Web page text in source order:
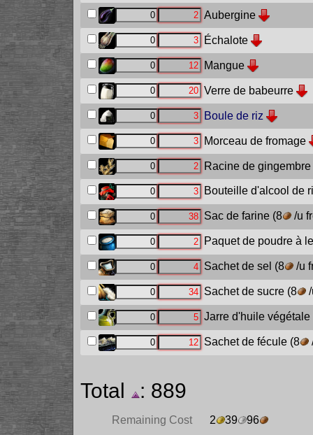
Aubergine
Échalote
Mangue
Verre de babeurre
Boule de riz
Morceau de fromage
Racine de gingembre
Bouteille d'alcool de
Sac de farine(8 /u
Paquet de poudre à
Sachet de sel (8 /u
Sachet de sucre(8 /
Jarre d'huile végétale
Sachet de fécule(8
Total : 889
Remaining Cost 2 39 96